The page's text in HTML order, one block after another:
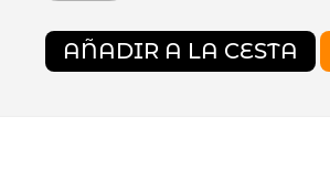
AÑADIR A LA CESTA